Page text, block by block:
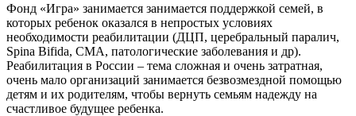
Фонд «Игра» занимается занимается поддержкой семей, в
которых ребенок оказался в непростых условиях
необходимости реабилитации (ДЦП, церебральный паралич,
Spina Bifida, СМА, патологические заболевания и др).
Реабилитация в России – тема сложная и очень затратная,
очень мало организаций занимается безвозмездной помощью
детям и их родителям, чтобы вернуть семьям надежду на
счастливое будущее ребенка.